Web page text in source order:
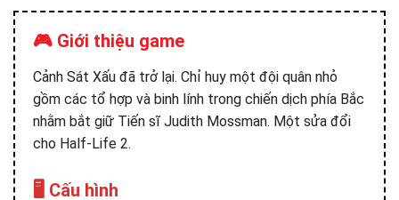
🎮 Giới thiệu game
Cảnh Sát Xấu đã trở lại. Chỉ huy một đội quân nhỏ
gồm các tổ hợp và binh lính trong chiến dịch phía Bắc
nhằm bắt giữ Tiến sĩ Judith Mossman. Một sửa đổi
cho Half-Life 2.
🖥️ Cấu hình